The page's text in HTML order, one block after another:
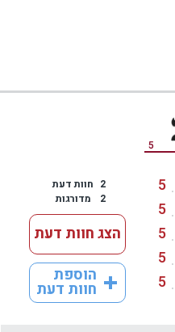
5
5
5
5
5
5
2 חוות דעת
2
מדורגות
הצג חוות דעת
הוספת
חוות דעת